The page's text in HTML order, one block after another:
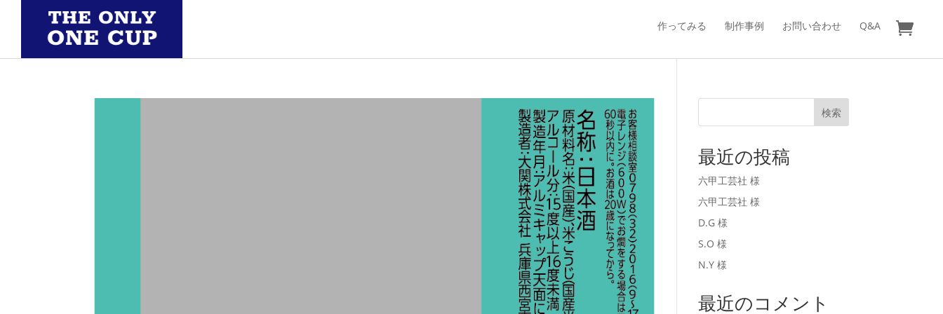
作ってみる 制作事例 お問い合わせ Q&A
検索
最近の投稿
六甲工芸社 様
六甲工芸社 様
D.G 様
S.O 様
N.Y 様
最近のコメント